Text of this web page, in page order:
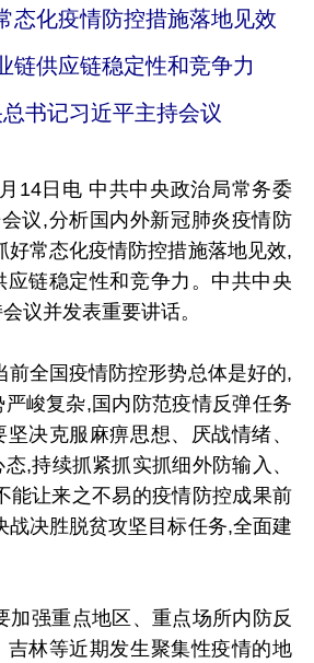
态化疫情防控措施落地见效
链供应链稳定性和竞争力
书记习近平主持会议
14日电 中共中央政治局常务委
议,分析国内外新冠肺炎疫情防
好常态化疫情防控措施落地见效,
应链稳定性和竞争力。中共中央
议并发表重要讲话。
前全国疫情防控形势总体是好的,
严峻复杂,国内防范疫情反弹任务
决克服麻痹思想、厌战情绪、
,持续抓紧抓实抓细外防输入、
能让来之不易的疫情防控成果前
战决胜脱贫攻坚目标任务,全面建
加强重点地区、重点场所内防反
吉林等近期发生聚集性疫情的地